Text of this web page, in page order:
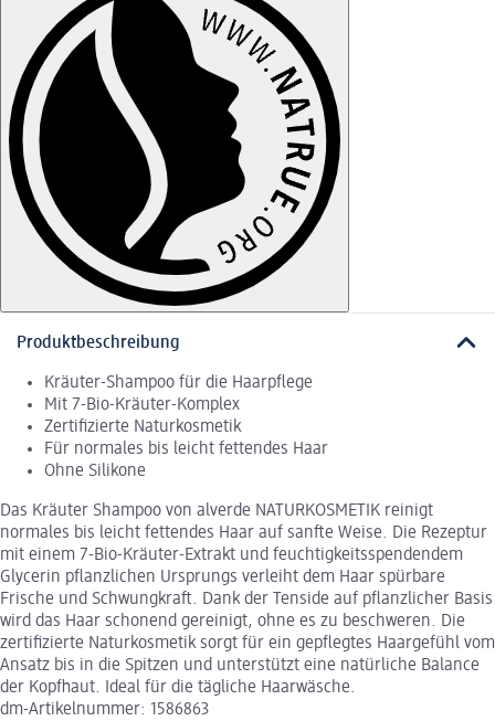
Produktbeschreibung
Kräuter-Shampoo für die Haarpflege
Mit 7-Bio-Kräuter-Komplex
Zertifizierte Naturkosmetik
Für normales bis leicht fettendes Haar
Ohne Silikone
Das Kräuter Shampoo von alverde NATURKOSMETIK reinigt
normales bis leicht fettendes Haar auf sanfte Weise. Die Rezeptur
mit einem 7-Bio-Kräuter-Extrakt und feuchtigkeitsspendendem
Glycerin pflanzlichen Ursprungs verleiht dem Haar spürbare
Frische und Schwungkraft. Dank der Tenside auf pflanzlicher Basis
wird das Haar schonend gereinigt, ohne es zu beschweren. Die
zertifizierte Naturkosmetik sorgt für ein gepflegtes Haargefühl vom
Ansatz bis in die Spitzen und unterstützt eine natürliche Balance
der Kopfhaut. Ideal für die tägliche Haarwäsche.
dm-Artikelnummer: 1586863